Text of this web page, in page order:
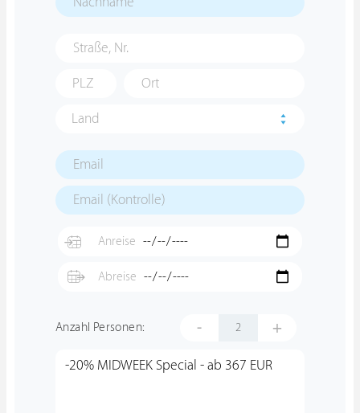
Land
Anzahl Personen: - +